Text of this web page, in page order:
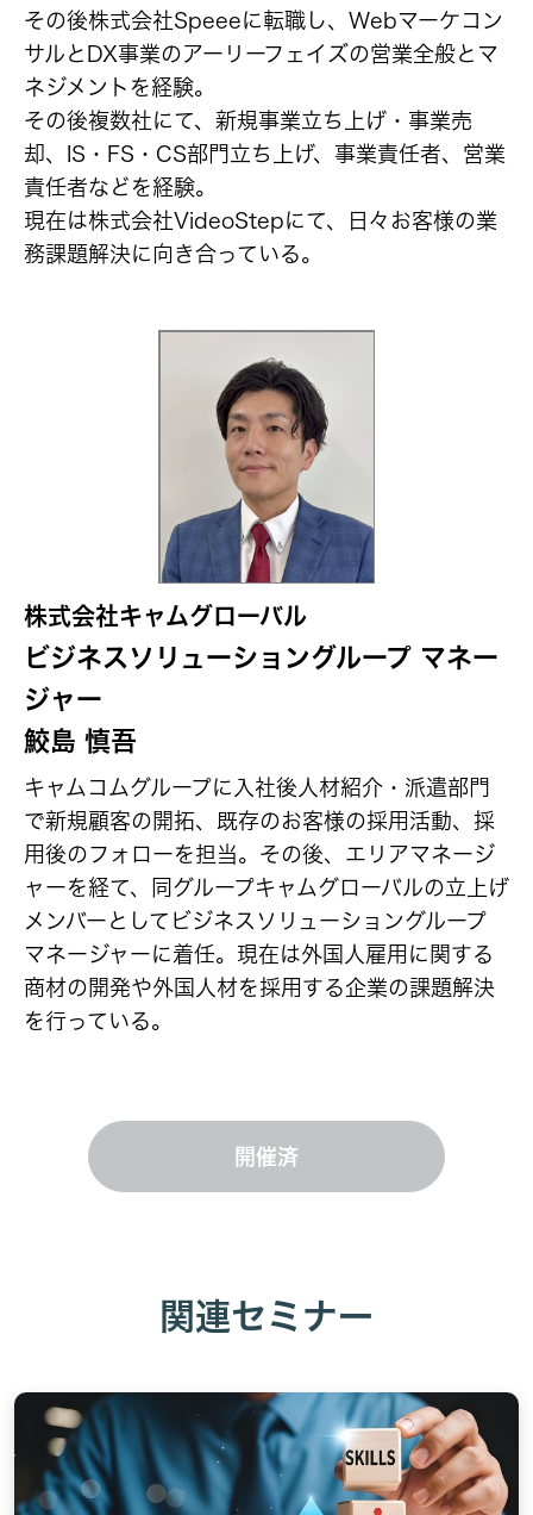
その後株式会社Speeeに転職し、Webマーケコン
サルとDX事業のアーリーフェイズの営業全般とマ
ネジメントを経験。
その後複数社にて、新規事業立ち上げ・事業売
却、IS・FS・CS部門立ち上げ、事業責任者、営業
責任者などを経験。
現在は株式会社VideoStepにて、日々お客様の業
務課題解決に向き合っている。
株式会社キャムグローバル
ビジネスソリューショングループ マネー
ジャー
鮫島 慎吾
キャムコムグループに入社後人材紹介・派遣部門
で新規顧客の開拓、既存のお客様の採用活動、採
用後のフォローを担当。その後、エリアマネージ
ャーを経て、同グループキャムグローバルの立上げ
メンバーとしてビジネスソリューショングループ
マネージャーに着任。現在は外国人雇用に関する
商材の開発や外国人材を採用する企業の課題解決
を行っている。
開催済
関連セミナー